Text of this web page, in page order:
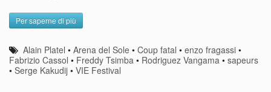
Per saperne di più
Alain Platel •Arena del Sole •Coup fatal •enzo fragassi •
Fabrizio Cassol • Freddy Tsimba • Rodriguez Vangama • sapeurs
• Serge Kakudij • VIE Festival